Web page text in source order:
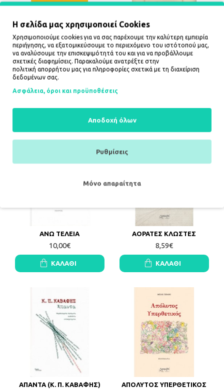
ΑΝΘΡΩΠΟΣ ΚΟΙΝΟΣ
ΑΝΤΟΝΙΟ ΠΟΡΤΣΙΑ -
ΑΝΩ ΤΕΛΕΙΑ
10,00€
ΚΑΛΆΘΙ
ΑΟΡΑΤΕΣ ΚΛΩΣΤΕΣ
8,59€
ΚΑΛΆΘΙ
ΑΠΑΝΤΑ (Κ. Π. ΚΑΒΑΦΗΣ) ΑΠΟΛΥΤΟΣ ΥΠΕΡΘΕΤΙΚΟΣ
Η σελίδα μας χρησιμοποιεί Cookies
Χρησιμοποιούμε cookies για να σας παρέχουμε την καλύτερη εμπειρία
περιήγησης, να εξατομικεύσουμε το περιεχόμενο του ιστότοπού μας,
να αναλύσουμε την επισκεψιμότητά του και για να προβάλλουμε
σχετικές διαφημίσεις. Παρακαλούμε ανατρέξτε στην
πολιτική απορρήτου μας για πληροφορίες σχετικά με τη διαχείριση
δεδομένων σας.
Ασφάλεια, όροι και προϋποθέσεις
Αποδοχή όλων
Ρυθμίσεις
Μόνο απαραίτητα